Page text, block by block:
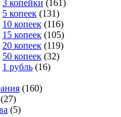
3 копейки (161)
5 копеек (131)
10 копеек (116)
15 копеек (105)
20 копеек (119)
50 копеек (32)
1 рубль (16)
(160)
(27)
(5)